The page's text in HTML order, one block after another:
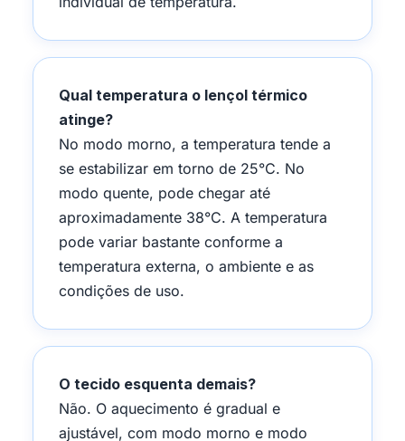
Qual temperatura o lençol térmico
atinge?
No modo morno, a temperatura tende a
se estabilizar em torno de 25°C. No
modo quente, pode chegar até
aproximadamente 38°C. A temperatura
pode variar bastante conforme a
temperatura externa, o ambiente e as
condições de uso.
O tecido esquenta demais?
Não. O aquecimento é gradual e
ajustável, com modo morno e modo